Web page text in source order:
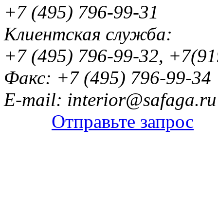
+7 (495) 796-99-31
Клиентская служба:
+7 (495) 796-99-32,
Факс: +7 (495) 796-99-34
E-mail: interior@safaga.ru
Отправьте запрос